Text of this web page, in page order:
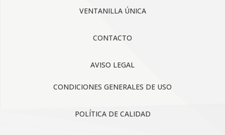
VENTANILLA ÚNICA
CONTACTO
AVISO LEGAL
CONDICIONES GENERALES DE USO
POLÍTICA DE CALIDAD